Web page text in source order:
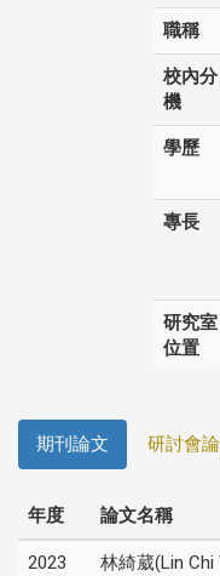
職稱
校內分
機
學歷
專長
研究室
位置
期刊論文 研討會
年度 論文名稱
2023
林綺葳(Lin